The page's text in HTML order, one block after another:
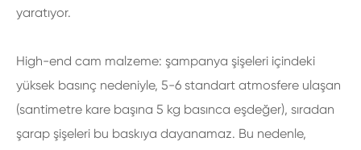
yaratıyor.
High-end cam malzeme: şampanya şişeleri içindeki
yüksek basınç nedeniyle, 5-6 standart atmosfere ulaşan
(santimetre kare başına 5 kg basınca eşdeğer), sıradan
şarap şişeleri bu baskıya dayanamaz. Bu nedenle,